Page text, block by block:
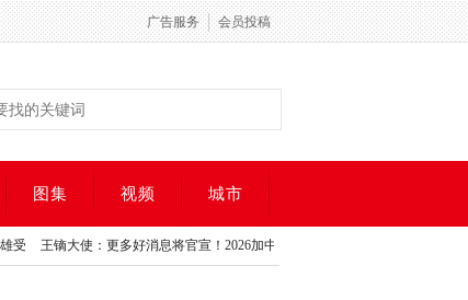
广告服务 会员投稿
图集 视频 城市
王镝大使：更多好消息将官宣！2026加中关系展望论坛在多伦